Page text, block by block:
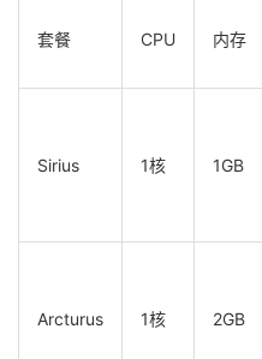
套餐 CPU 内存
Sirius 1核 1GB
Arcturus 1核 2GB